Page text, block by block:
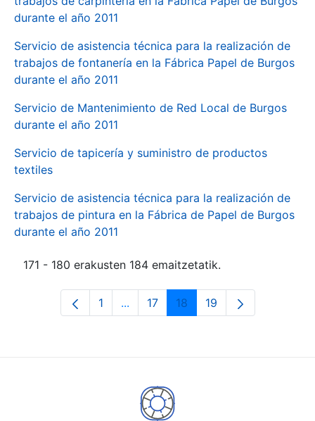
durante el año 2011
Servicio de asistencia técnica para la realización de
trabajos de fontanería en la Fábrica Papel de Burgos
durante el año 2011
Servicio de Mantenimiento de Red Local de Burgos
durante el año 2011
Servicio de tapicería y suministro de productos
textiles
Servicio de asistencia técnica para la realización de
trabajos de pintura en la Fábrica de Papel de Burgos
durante el año 2011
171 - 180 erakusten 184 emaitzetatik.
Orrialdea
1 ...Intermediate Pages Use TAB to
Orrialdea
17 Orrialdea
18 Orrialdea
19